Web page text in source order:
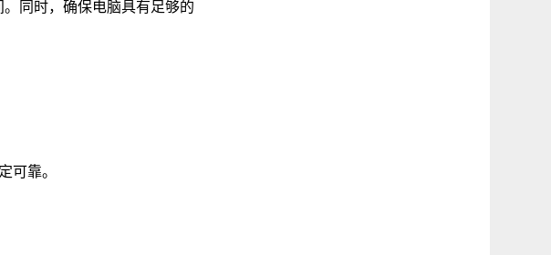
同时，确保电脑具有足够的
可靠。